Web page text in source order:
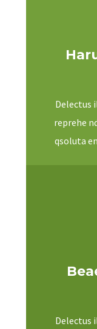
Delectus
reprehe
qsoluta
Delectus